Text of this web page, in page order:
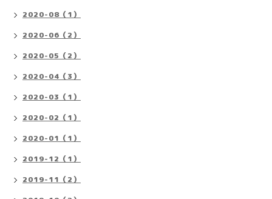
2020-08（1）
2020-06（2）
2020-05（2）
2020-04（3）
2020-03（1）
2020-02（1）
2020-01（1）
2019-12（1）
2019-11（2）